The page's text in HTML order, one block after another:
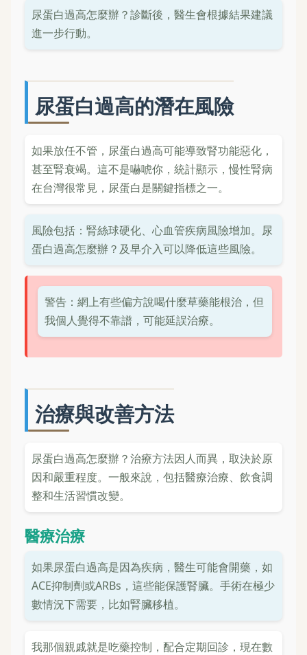
尿蛋白過高怎麼辦？診斷後，醫生會根據結果建議
進一步行動。
尿蛋白過高的潛在風險
如果放任不管，尿蛋白過高可能導致腎功能惡化，
甚至腎衰竭。這不是嚇唬你，統計顯示，慢性腎病
在台灣很常見，尿蛋白是關鍵指標之一。
風險包括：腎絲球硬化、心血管疾病風險增加。尿
蛋白過高怎麼辦？及早介入可以降低這些風險。
警告：網上有些偏方說喝什麼草藥能根治，但
我個人覺得不靠譜，可能延誤治療。
治療與改善方法
尿蛋白過高怎麼辦？治療方法因人而異，取決於原
因和嚴重程度。一般來說，包括醫療治療、飲食調
整和生活習慣改變。
醫療治療
如果尿蛋白過高是因為疾病，醫生可能會開藥，如
ACE抑制劑或ARBs，這些能保護腎臟。手術在極少
數情況下需要，比如腎臟移植。
我那個親戚就是吃藥控制，配合定期回診，現在數